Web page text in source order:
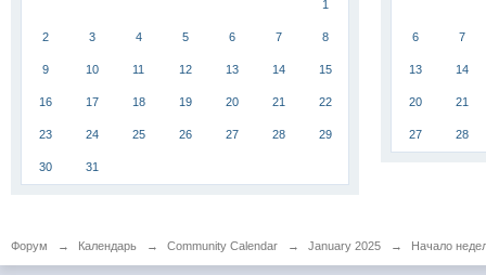
1
2 3 4 5 6 7 8
9 10 11 12 13 14 15
16 17 18 19 20 21 22
23 24 25 26 27 28 29
30 31
6 7
13 14
20 21
27 28
Форум → Календарь → Community Calendar → January 2025 → Начало